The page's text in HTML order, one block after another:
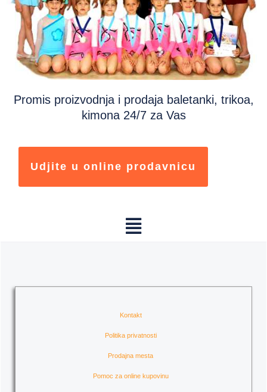
Promis proizvodnja i prodaja baletanki, trikoa,
kimona 24/7 za Vas
Udjite u online prodavnicu
Menu
Kontakt
Politika privatnosti
Prodajna mesta
Pomoc za online kupovinu